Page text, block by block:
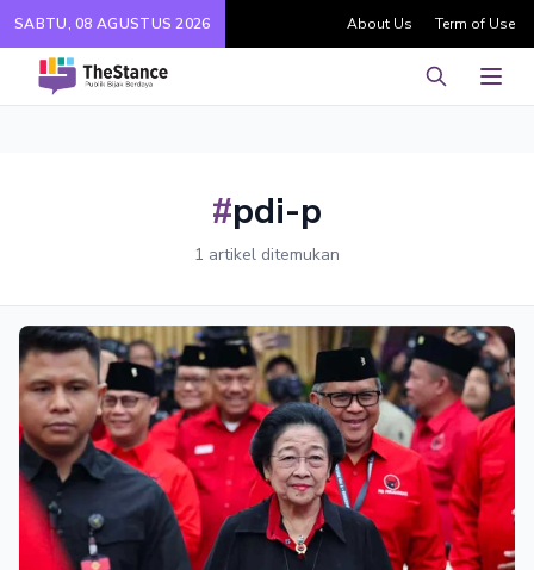
SABTU, 08 AGUSTUS 2026 About Us Term of Use
Pencarian
#pdi-p
1 artikel ditemukan